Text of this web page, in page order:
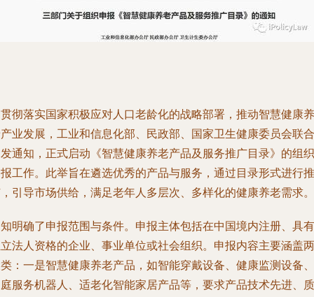
彻落实国家积极应对人口老龄化的战略部署，推动智慧健康养
业发展，工业和信息化部、民政部、国家卫生健康委员会联合
通知，正式启动《智慧健康养老产品及服务推广目录》的组织
工作。此举旨在遴选优秀的产品与服务，通过目录形式进行推
引导市场供给，满足老年人多层次、多样化的健康养老需求。
明确了申报范围与条件。申报主体包括在中国境内注册、具有
法人资格的企业、事业单位或社会组织。申报内容主要涵盖两
：一是智慧健康养老产品，如智能穿戴设备、健康监测设备、
服务机器人、适老化智能家居产品等，要求产品技术先进、质